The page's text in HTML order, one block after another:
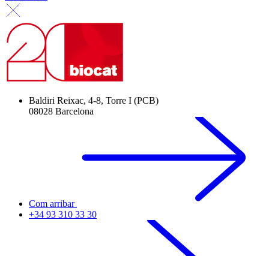
Baldiri Reixac, 4-8, Torre I (PCB)
08028 Barcelona
Com arribar
+34 93 310 33 30